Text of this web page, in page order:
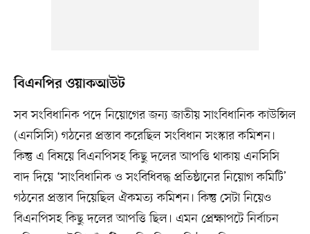
বিএনপির ওয়াকআউট
সব সংবিধানিক পদে নিয়োগের জন্য জাতীয় সাংবিধানিক কাউন্সিল
(এনসিসি) গঠনের প্রস্তাব করেছিল সংবিধান সংস্কার কমিশন।
কিন্তু এ বিষয়ে বিএনপিসহ কিছু দলের আপত্তি থাকায় এনসিসি
বাদ দিয়ে ‘সাংবিধানিক ও সংবিধিবদ্ধ প্রতিষ্ঠানের নিয়োগ কমিটি’
গঠনের প্রস্তাব দিয়েছিল ঐকমত্য কমিশন। কিন্তু সেটা নিয়েও
বিএনপিসহ কিছু দলের আপত্তি ছিল। এমন প্রেক্ষাপটে নির্বাচন